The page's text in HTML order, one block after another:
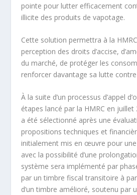
pointe pour lutter efficacement
illicite des produits de vapotage.
Cette solution permettra à la
perception des droits d’accise,
du marché, de protéger les
renforcer davantage sa lutte
À la suite d’un processus d’appel
étapes lancé par la HMRC en
a été sélectionné après une
propositions techniques et
initialement mis en œuvre pour
avec la possibilité d’une
système sera implémenté par
par un timbre fiscal transitoire à
d’un timbre amélioré, soutenu par